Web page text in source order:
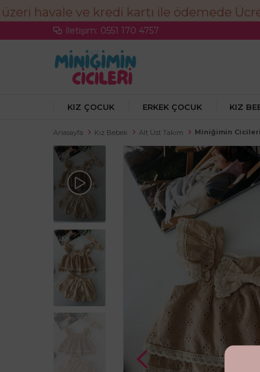
İletişim: 0551 170 4757
KIZ ÇOCUK ERKEK ÇOCUK KIZ
Anasayfa Kız Bebek Alt Üst Takım Miniğimin